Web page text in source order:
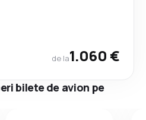
de la1.060 €
bilete de avion pe